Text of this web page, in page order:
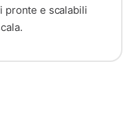
pronte e scalabili